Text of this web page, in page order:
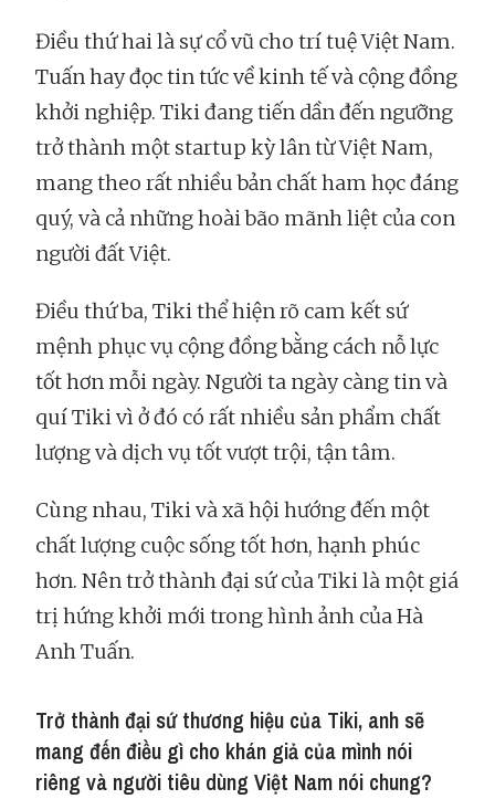
Điều thứ hai là sự cổ vũ cho trí tuệ Việt Nam.
Tuấn hay đọc tin tức về kinh tế và cộng đồng
khởi nghiệp. Tiki đang tiến dần đến ngưỡng
trở thành một startup kỳ lân từ Việt Nam,
mang theo rất nhiều bản chất ham học đáng
quý, và cả những hoài bão mãnh liệt của con
người đất Việt.
Điều thứ ba, Tiki thể hiện rõ cam kết sứ
mệnh phục vụ cộng đồng bằng cách nỗ lực
tốt hơn mỗi ngày. Người ta ngày càng tin và
quí Tiki vì ở đó có rất nhiều sản phẩm chất
lượng và dịch vụ tốt vượt trội, tận tâm.
Cùng nhau, Tiki và xã hội hướng đến một
chất lượng cuộc sống tốt hơn, hạnh phúc
hơn. Nên trở thành đại sứ của Tiki là một giá
trị hứng khởi mới trong hình ảnh của Hà
Anh Tuấn.
Trở thành đại sứ thương hiệu của Tiki, anh sẽ
mang đến điều gì cho khán giả của mình nói
riêng và người tiêu dùng Việt Nam nói chung?